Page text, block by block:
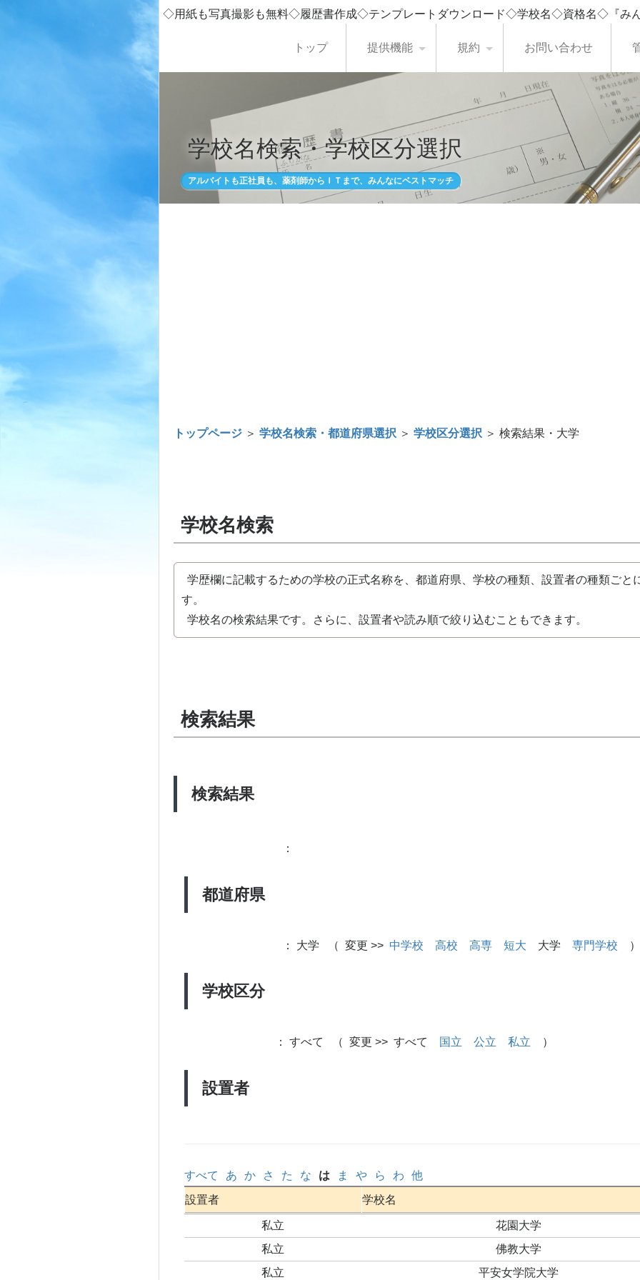
◇用紙も写真撮影も無料◇履歴書作成◇テンプレートダウンロード◇学校名◇資格名◇『み
トップ 提供機能 規約 お問い合わせ
学校名検索・学校区分選択
アルバイトも正社員も、薬剤師からＩＴまで、みんなにベストマッチ
トップページ ＞ 学校名検索・都道府県選択 ＞ 学校区分選択 ＞ 検索結果・大学
学校名検索
学歴欄に記載するための学校の正式名称を、都道府県、学校の種類、設置者の種類ごと
す。
学校名の検索結果です。さらに、設置者や読み順で絞り込むこともできます。
検索結果
検索結果
都道府県
：
学校区分
： 大学 （ 変更 >> 中学校 高校 高専 短大 大学 専門学校 ）
設置者
： すべて （ 変更 >> すべて 国立 公立 私立 ）
すべて あ か さ た な は ま や ら わ
他
設置者
学校名
私立
花園大学
私立
佛教大学
私立
平安女学院大学